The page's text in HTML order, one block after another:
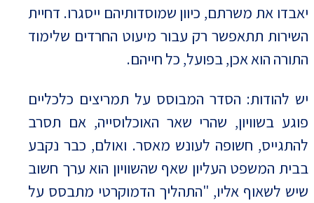
יאבדו את משרתם, כיוון שמוסדותיהם ייסגרו. דחיית
השירות תתאפשר רק עבור מיעוט החרדים שלימוד
התורה הוא אכן, בפועל, כל חייהם.
יש להודות: הסדר המבוסס על תמריצים כלכליים
פוגע בשוויון, שהרי שאר האוכלוסייה, אם תסרב
להתגייס, חשופה לעונש מאסר. ואולם, כבר נקבע
בבית המשפט העליון שאף שהשוויון הוא ערך חשוב
שיש לשאוף אליו, "התהליך הדמוקרטי מתבסס על